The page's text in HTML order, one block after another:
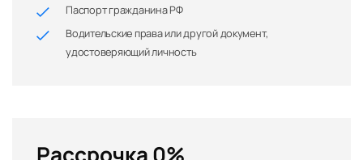
Паспорт гражданина РФ
Водительские права или другой документ,
удостоверяющий личность